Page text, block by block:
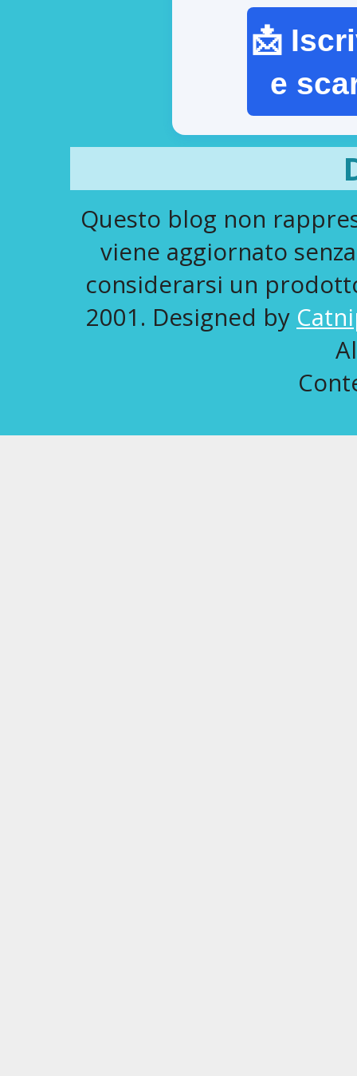
📩
e
Questo blog non
viene aggiornato
considerarsi un
2001. Designed by